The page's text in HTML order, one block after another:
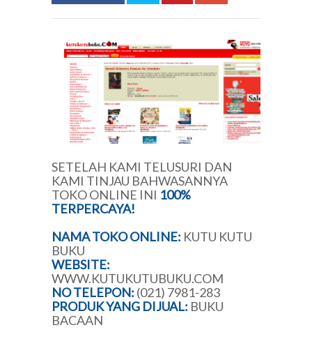
SETELAH KAMI TELUSURI DAN
KAMI TINJAU BAHWASANNYA
TOKO ONLINE INI 100%
TERPERCAYA!
NAMA TOKO ONLINE: KUTU KUTU
BUKU
WEBSITE:
WWW.KUTUKUTUBUKU.COM
NO TELEPON: (021) 7981-283
PRODUK YANG DIJUAL: BUKU
BACAAN